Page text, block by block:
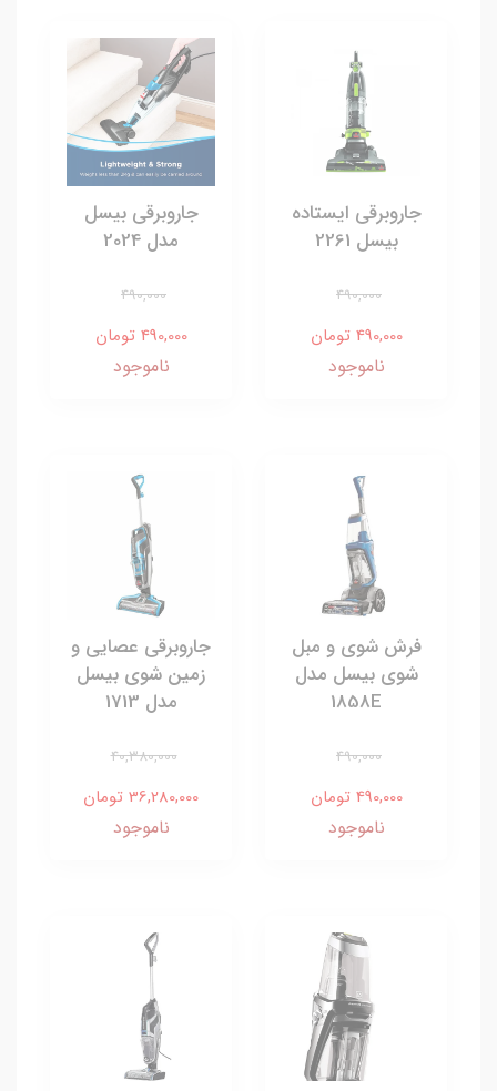
جاروبرقی ایستاده
بیسل 2261
490,000
490,000 تومان
ناموجود
جاروبرقی بیسل
مدل 2024
490,000
490,000 تومان
ناموجود
فرش شوی و مبل
شوی بیسل مدل
1858E
490,000
490,000 تومان
ناموجود
جاروبرقی عصایی و
زمین شوی بیسل
مدل 1713
40,380,000
36,280,000 تومان
ناموجود